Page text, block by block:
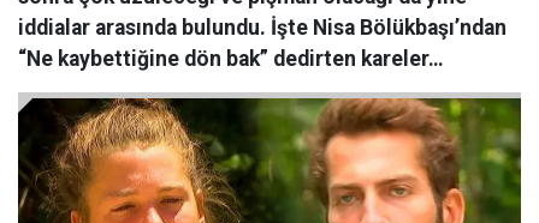
iddialar arasında bulundu. İşte Nisa Bölükbaşı’ndan
“Ne kaybettiğine dön bak” dedirten kareler…